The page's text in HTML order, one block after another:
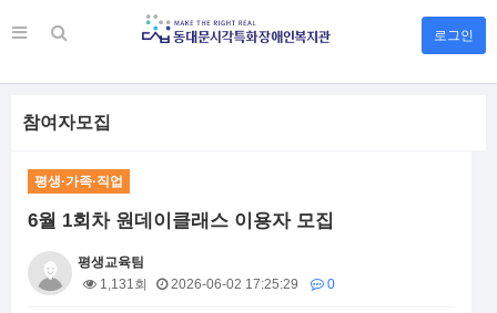
로그인
참여자모집
평생·가족·직업
6월 1회차 원데이클래스 이용자 모집
평생교육팀
1,131회
2026-06-02 17:25:29 0